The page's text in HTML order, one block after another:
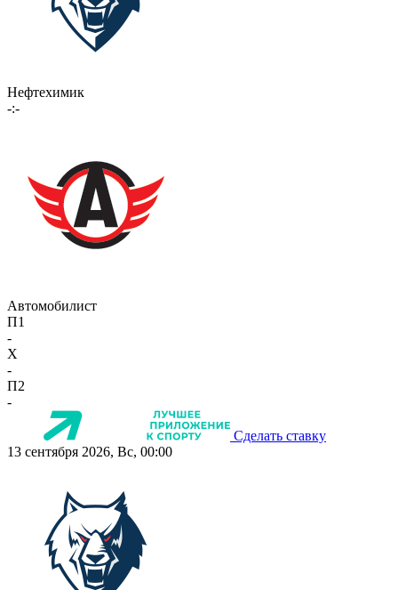
Нефтехимик
-:-
Автомобилист
П1
-
X
-
П2
-
Сделать ставку
13 сентября 2026, Вс, 00:00